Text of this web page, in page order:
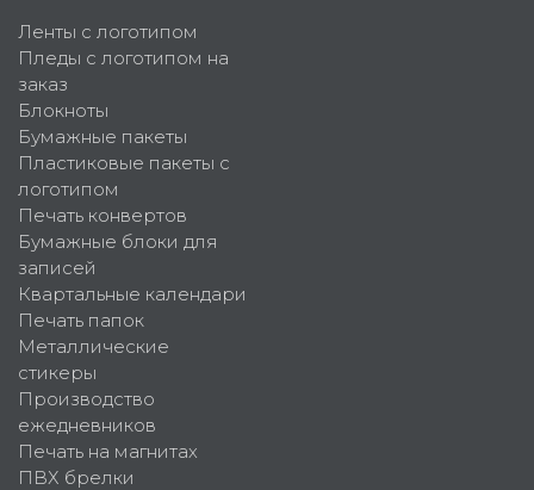
Ленты с логотипом
Пледы с логотипом на
заказ
Блокноты
Бумажные пакеты
Пластиковые пакеты с
логотипом
Печать конвертов
Бумажные блоки для
записей
Квартальные календари
Печать папок
Металлические
стикеры
Производство
ежедневников
Печать на магнитах
ПВХ брелки